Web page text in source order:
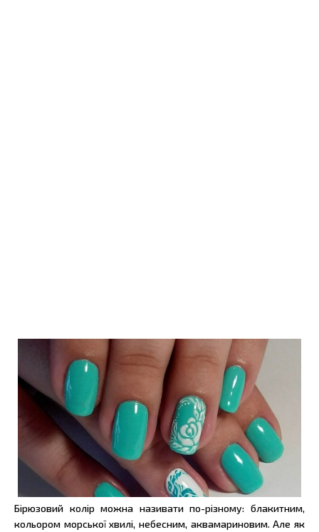
Бірюзовий колір можна називати по-різному: блакитним,
кольором морської хвилі, небесним, аквамариновим. Але як